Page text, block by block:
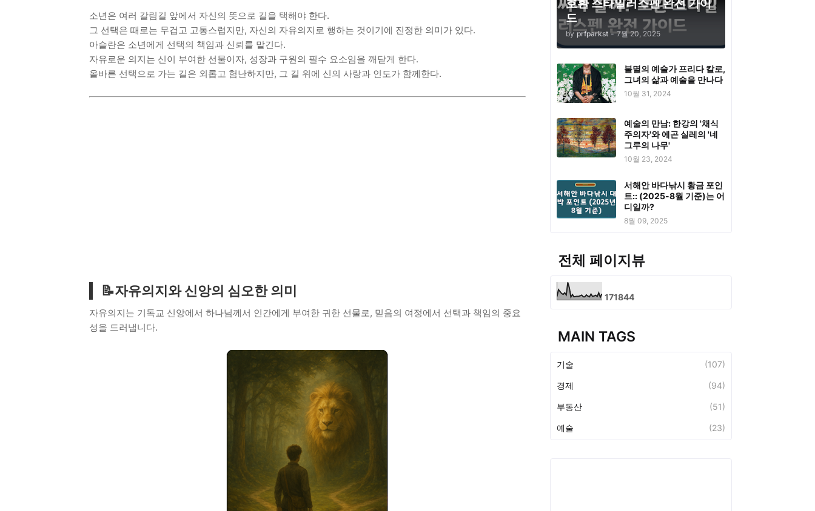
소년은 여러 갈림길 앞에서 자신의 뜻으로 길을 택해야 한다.
그 선택은 때로는 무겁고 고통스럽지만, 자신의 자유의지로 행하는 것이기에 진정한 의미가 있다.
아슬란은 소년에게 선택의 책임과 신뢰를 맡긴다.
자유로운 의지는 신이 부여한 선물이자, 성장과 구원의 필수 요소임을 깨닫게 한다.
올바른 선택으로 가는 길은 외롭고 험난하지만, 그 길 위에 신의 사랑과 인도가 함께한다.
📝자유의지와 신앙의 심오한 의미
자유의지는 기독교 신앙에서 하나님께서 인간에게 부여한 귀한 선물로, 믿음의 여정에서 선택과 책임의 중요
성을 드러냅니다.
호환 스타일러스펜 완전 가이
드
by prfparkst - 7월 20, 2025
불멸의 예술가 프리다 칼로,
그녀의 삶과 예술을 만나다
10월 31, 2024
예술의 만남: 한강의 '채식
주의자'와 에곤 실레의 '네
그루의 나무'
10월 23, 2024
서해안 바다낚시 황금 포인
트:: (2025-8월 기준)는 어
디일까?
8월 09, 2025
전체 페이지뷰
171844
MAIN TAGS
기술 (107)
경제 (94)
부동산 (51)
예술 (23)